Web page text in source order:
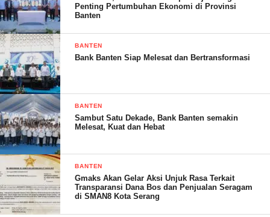
SOLA.(RG)
Post Views:
Penting Pertumbuhan Ekonomi di Provinsi
Banten
BANTEN
Bank Banten Siap Melesat dan Bertransformasi
BANTEN
Sambut Satu Dekade, Bank Banten semakin
Melesat, Kuat dan Hebat
BANTEN
Gmaks Akan Gelar Aksi Unjuk Rasa Terkait
Transparansi Dana Bos dan Penjualan Seragam
di SMAN8 Kota Serang